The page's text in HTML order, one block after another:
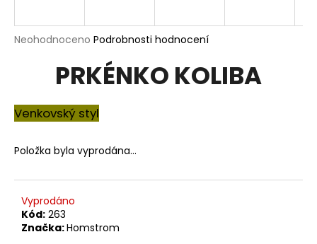
Průměrné
produktu
z
5
Neohodnoceno Podrobnosti hodnocení
PRKÉNKO KOLIBA
Venkovský styl
Položka byla vyprodána…
Vyprodáno
Kód: 263
Značka:Homstrom
j
D